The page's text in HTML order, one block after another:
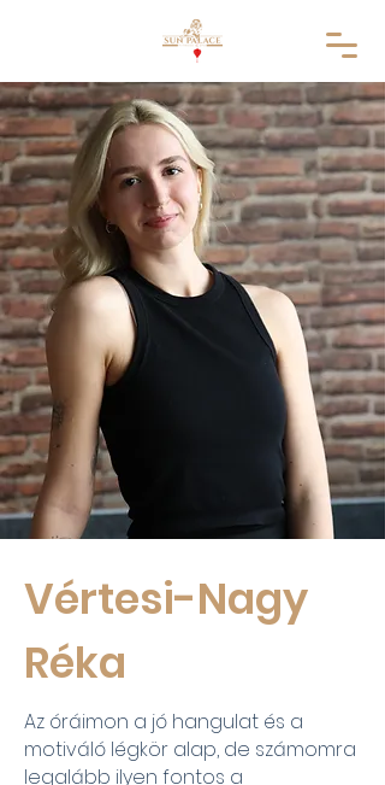
Vértesi-Nagy
Réka
Az óráimon a jó hangulat és a
motiváló légkör alap, de számomra
legalább ilyen fontos a